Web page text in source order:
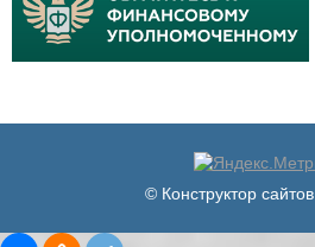
© Конструктор сайтов